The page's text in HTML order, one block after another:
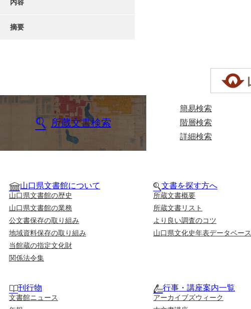
内容
摘要
所蔵文書検索
簡易検索
階層検索
詳細検索
山口県文書館について
山口県文書館の歴史
山口県文書館の業務
公文書保存の取り組み
地域資料保存の取り組み
当館蔵の指定文化財
関係法令集
文書を探す方へ
所蔵文書概要
所蔵文書リスト
より良い調査のコツ
山口県文化史年表データベース
刊行物
文書館ニュース
行事・講座案内一覧
アーカイブズウィーク